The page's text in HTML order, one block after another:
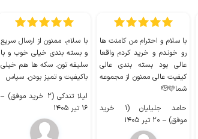
با سلام و احترام من کامنت ها
رو خوندم و خرید کردم واقعا
عالی بود بسته بندی عالی
کیفیت عالی ممنون از مجموعه
شما🫡🩷
حامد جلیلیان (۱ خرید
موفق) – ۲۰ تیر ۱۴۰۵
با سلام، ممنون از ارسال سریع
و بسته بندی خیلی خوب و با
سلیقه تون. سکه ها هم خیلی
باکیفیت و تمیز بودن. سپاس
لیلا تندکی (۲ خرید موفق)
–
۱۶ تیر ۱۴۰۵